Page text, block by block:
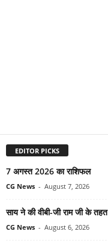
EDITOR PICKS
7 अगस्त 2026 का राशिफल
CG News - August 7, 2026
साय ने की वीबी-जी राम जी के
CG News - August 6, 2026